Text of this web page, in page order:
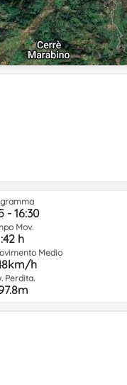
- 16:30
Mov.
h
Medio
h
Perdita.